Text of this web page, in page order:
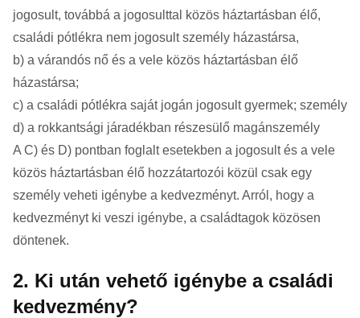
jogosult, továbbá a jogosulttal közös háztartásban élő,
családi pótlékra nem jogosult személy házastársa,
b) a várandós nő és a vele közös háztartásban élő
házastársa;
c) a családi pótlékra saját jogán jogosult gyermek; személy
d) a rokkantsági járadékban részesülő magánszemély
A C) és D) pontban foglalt esetekben a jogosult és a vele
közös háztartásban élő hozzátartozói közül csak egy
személy veheti igénybe a kedvezményt. Arról, hogy a
kedvezményt ki veszi igénybe, a családtagok közösen
döntenek.
2. Ki után vehető igénybe a családi
kedvezmény?